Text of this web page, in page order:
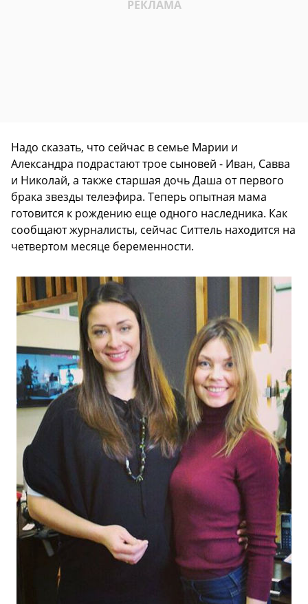
Надо сказать, что сейчас в семье Марии и
Александра подрастают трое сыновей - Иван, Савва
и Николай, а также старшая дочь Даша от первого
брака звезды телеэфира. Теперь опытная мама
готовится к рождению еще одного наследника. Как
сообщают журналисты, сейчас Ситтель находится на
четвертом месяце беременности.